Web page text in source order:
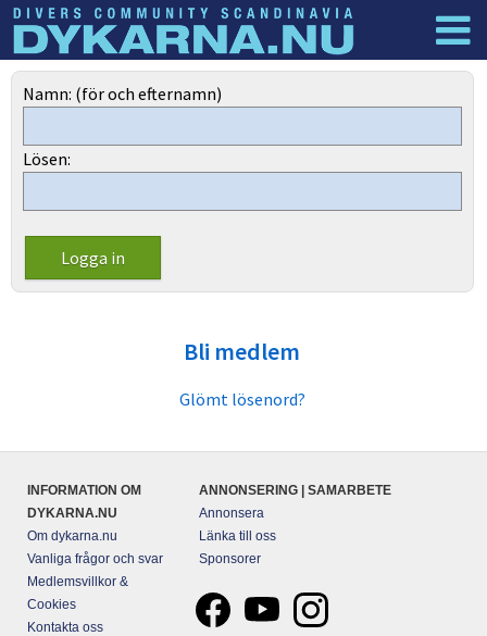
Dyknyheter
Namn: (för och efternamn)
Lösen:
Bli medlem
Glömt lösenord?
INFORMATION OM
DYKARNA.NU
Om dykarna.nu
Vanliga frågor och svar
Medlemsvillkor &
Cookies
Kontakta oss
ANNONSERING | SAMARBETE
Annonsera
Länka till oss
Sponsorer